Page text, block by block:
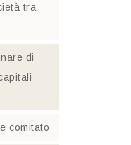
tra
di
comitato​